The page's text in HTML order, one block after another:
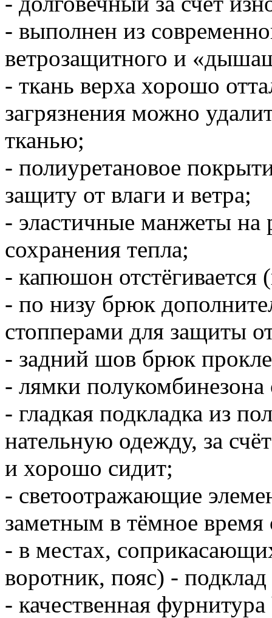
- выполнен из
ветрозащитного и
- ткань верха хорошо
загрязнения можно
тканью;
- полиуретановое
защиту от влаги и ветра;
- эластичные манжеты на
сохранения тепла;
- капюшон отстёгивается
- по низу брюк
стопперами для защиты
- задний шов брюк
- лямки
- гладкая подкладка из
нательную одежду, за
и хорошо сидит;
- светоотражающие
заметным в тёмное время
- в местах,
воротник, пояс) -
- качественная